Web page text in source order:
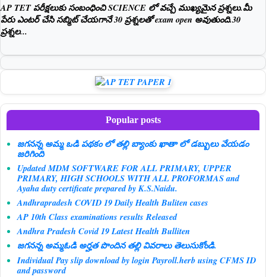
AP TET పరీక్షలుకు సంబంధించి SCIENCE లో వచ్చే ముఖ్యమైన ప్రశ్నలు.మీ
పేరు ఎంటర్ చేసి సబ్మిట్ చేయగానే 30 ప్రశ్నలతో exam open అవుతుంది.30
ప్రశ్నల...
Popular posts
జగనన్న అమ్మ ఒడి పథకం లో తల్లి బ్యాంకు ఖాతా లో డబ్బులు వేయడం
జరిగింది
Updated MDM SOFTWARE FOR ALL PRIMARY, UPPER
PRIMARY, HIGH SCHOOLS WITH ALL PROFORMAS and
Ayaha duty certificate prepared by K.S.Naidu.
Andhrapradesh COVID 19 Daily Health Buliten cases
AP 10th Class examinations results Released
Andhra Pradesh Covid 19 Latest Health Bulliten
జగనన్న అమ్మఓడి అర్హత పొందిన తల్లి వివరాలు తెలుసుకోండి.
Individual Pay slip download by login Payroll.herb using CFMS ID
and password